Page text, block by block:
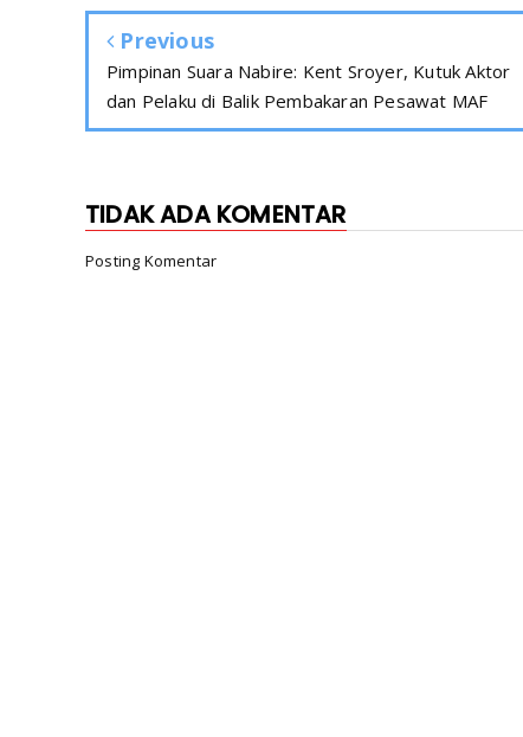
Previous
Pimpinan Suara Nabire: Kent Sroyer, Kutuk Aktor
dan Pelaku di Balik Pembakaran Pesawat MAF
TIDAK ADA KOMENTAR
Posting Komentar